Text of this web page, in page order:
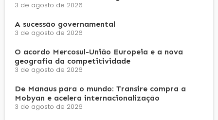
3 de agosto de 2026
A sucessão governamental
3 de agosto de 2026
O acordo Mercosul-União Europeia e a nova
geografia da competitividade
3 de agosto de 2026
De Manaus para o mundo: Transire compra a
Mobyan e acelera internacionalização
3 de agosto de 2026